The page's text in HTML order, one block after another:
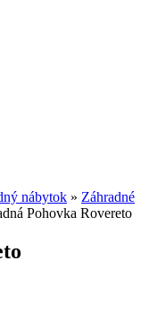
nábytok » Záhradné
Pohovka Rovereto